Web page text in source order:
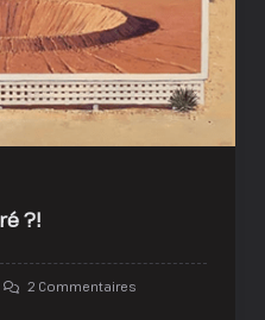
?!
2 CommentairesSur